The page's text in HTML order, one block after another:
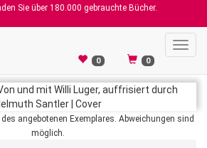
Sie über 180.000 gebrauchte Bücher.
0 0
angebotenen Exemplares. Abweichungen sind
möglich.